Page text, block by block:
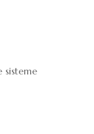
sisteme